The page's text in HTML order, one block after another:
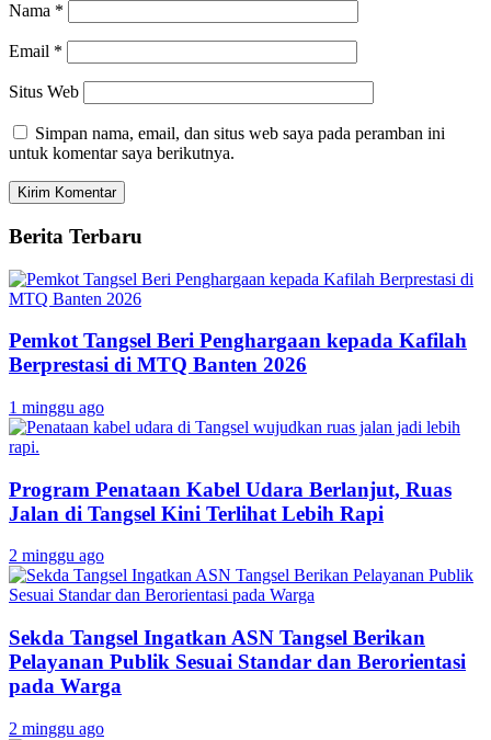
Nama *
Email *
Situs Web
Simpan nama, email, dan situs web saya pada peramban ini
untuk komentar saya berikutnya.
Berita Terbaru
Pemkot Tangsel Beri Penghargaan kepada Kafilah
Berprestasi di MTQ Banten 2026
1 minggu ago
Program Penataan Kabel Udara Berlanjut, Ruas
Jalan di Tangsel Kini Terlihat Lebih Rapi
2 minggu ago
Sekda Tangsel Ingatkan ASN Tangsel Berikan
Pelayanan Publik Sesuai Standar dan Berorientasi
pada Warga
2 minggu ago